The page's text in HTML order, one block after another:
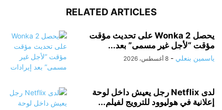
RELATED ARTICLES
يحصل Wonka 2 على تحديث مؤقت
مؤقت “لأجل غير مسمى” بعد...
ياسمين بنعلي - 8 أغسطس، 2026
لدى Netflix رجل يعيش داخل لوحة
إعلانية في هوليوود للترويج لفيلم...